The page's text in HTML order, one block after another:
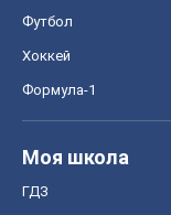
Футбол
Хоккей
Формула-1
Моя школа
ГДЗ